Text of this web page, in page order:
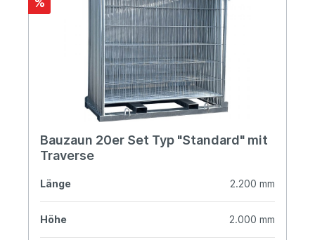
Bauzaun 20er Set Typ "Standard" mit
Traverse
Länge 2.200 mm
Höhe 2.000 mm